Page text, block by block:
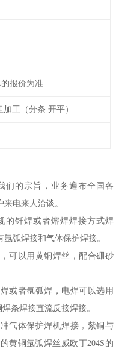
报价为准
工（分条 开平）
们的宗旨，业务遍布全国各
电来人洽谈。
的钎焊或者熔焊焊接方式焊
弧焊接和气体保护焊接。
可以用黄铜焊丝，配合硼砂
或者氩弧焊，电焊可以选用
条焊接直流反接焊接。
气体保护焊机焊接，紫铜与
黄铜氩弧焊丝威欧丁204S的